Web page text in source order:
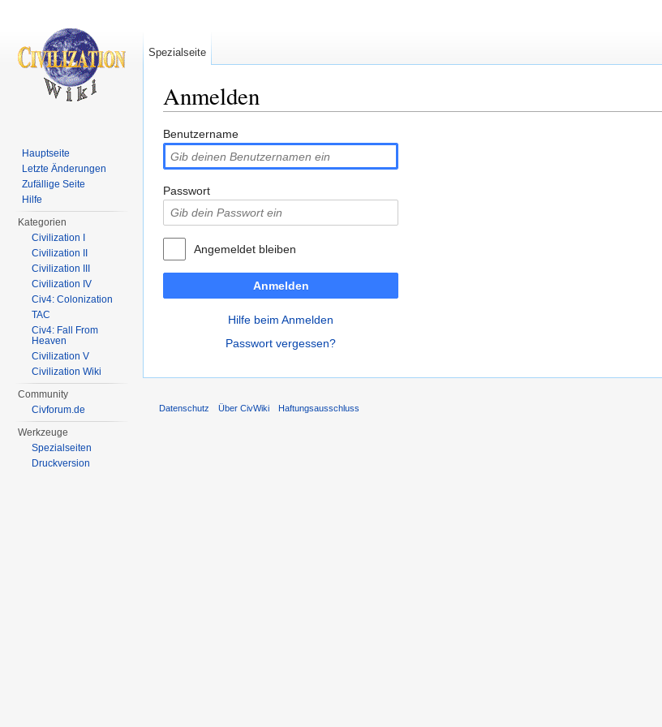
Anmelden
Benutzername
Passwort
Angemeldet bleiben
Anmelden
Hilfe beim Anmelden
Passwort vergessen?
Spezialseite
Hauptseite
Letzte Änderungen
Zufällige Seite
Hilfe
Kategorien
Civilization I
Civilization II
Civilization III
Civilization IV
Civ4: Colonization
TAC
Civ4: Fall From
Heaven
Civilization V
Civilization Wiki
Community
Civforum.de
Werkzeuge
Spezialseiten
Druckversion
Datenschutz Über CivWiki Haftungsausschluss